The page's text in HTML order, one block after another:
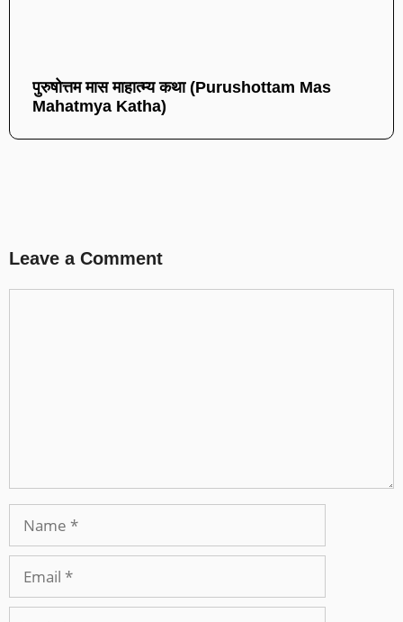
पुरुषोत्तम मास माहात्म्य कथा (Purushottam Mas
Mahatmya Katha)
Leave a Comment